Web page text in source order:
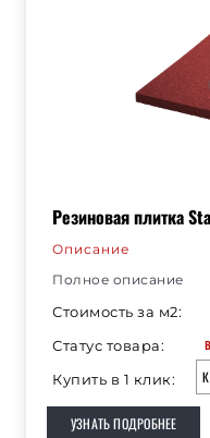
Резиновая плитка
Описание
Полное описание
Стоимость за м2:
Статус товара:
Купить в 1 клик:
УЗНАТЬ ПОДРОБНЕЕ